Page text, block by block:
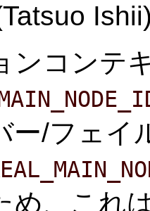
ンコンテ
ー/フェイ
め、これ